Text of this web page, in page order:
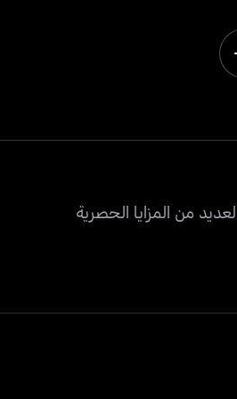
من المزايا الحصرية